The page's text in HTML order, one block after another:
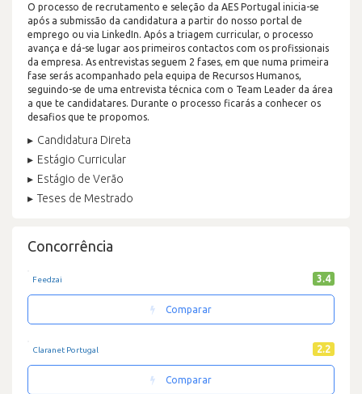
O processo de recrutamento e seleção da AES Portugal inicia-se
após a submissão da candidatura a partir do nosso portal de
emprego ou via LinkedIn. Após a triagem curricular, o processo
avança e dá-se lugar aos primeiros contactos com os profissionais
da empresa. As entrevistas seguem 2 fases, em que numa primeira
fase serás acompanhado pela equipa de Recursos Humanos,
seguindo-se de uma entrevista técnica com o Team Leader da área
a que te candidatares. Durante o processo ficarás a conhecer os
desafios que te propomos.
Candidatura Direta
Estágio Curricular
Estágio de Verão
Teses de Mestrado
Concorrência
Feedzai 3.4
Comparar
Claranet Portugal 2.2
Comparar